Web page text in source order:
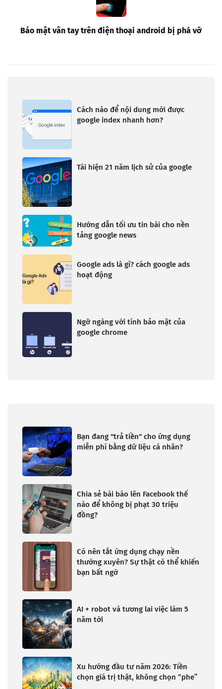
Bảo mật vân tay trên điện thoại android bị phá vỡ
Cách nào để nội dung mới được
google index nhanh hơn?
Tái hiện 21 năm lịch sử của google
Hướng dẫn tối ưu tin bài cho nền
tảng google news
Google ads là gì? cách google ads
hoạt động
Ngỡ ngàng với tính bảo mật của
google chrome
Bạn đang "trả tiền" cho ứng dụng
miễn phí bằng dữ liệu cá nhân?
Chia sẻ bài báo lên Facebook thế
nào để không bị phạt 30 triệu
đồng?
Có nên tắt ứng dụng chạy nền
thường xuyên? Sự thật có thể khiến
bạn bất ngờ
AI + robot và tương lai việc làm 5
năm tới
Xu hướng đầu tư năm 2026: Tiền
chọn giá trị thật, không chọn “phe”